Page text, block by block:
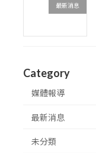
最新消息
Category
媒體報導
最新消息
未分類